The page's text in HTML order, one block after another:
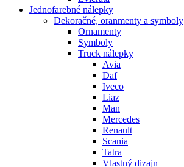
Jednofarebné nálepky
Dekoračné, oranmenty a symboly
Ornamenty
Symboly
Truck nálepky
Avia
Daf
Iveco
Liaz
Man
Mercedes
Renault
Scania
Tatra
Vlastný dizajn